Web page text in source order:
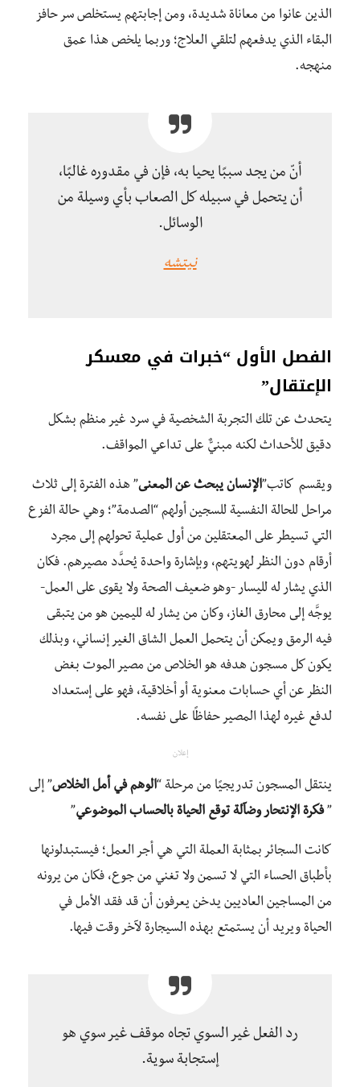
الذين عانوا من معاناة شديدة، ومن إجابتهم يستخلص سر حافز
البقاء الذي يدفعهم لتلقي العلاج؛ وربما يلخص هذا عمق
منهجه.
أنّ من يجد سببًا يحيا به، فإن في مقدوره غالبًا،
أن يتحمل في سبيله كل الصعاب بأي وسيلة من
الوسائل.
نيتشه
الفصل الأول “خبرات في معسكر
الإعتقال”
يتحدث عن تلك التجربة الشخصية في سرد غير منظم بشكل
دقيق للأحداث لكنه مبنيٌّ على تداعي المواقف.
ويقسم كاتب”الإنسان يبحث عن المعنى” هذه الفترة إلى ثلاث
مراحل للحالة النفسية للسجين أولهم “الصدمة”؛ وهي حالة الفزع
التي تسيطر على المعتقلين من أول عملية تحولهم إلى مجرد
أرقام دون النظر لهويتهم، وبإشارة واحدة يُحدَّد مصيرهم. فكان
الذي يشار له لليسار -وهو ضعيف الصحة ولا يقوى على العمل-
يوجَّه إلى محارق الغاز، وكان من يشار له لليمين هو من يتبقى
فيه الرمق ويمكن أن يتحمل العمل الشاق الغير إنساني، وبذلك
يكون كل مسجون هدفه هو الخلاص من مصير الموت بغض
النظر عن أي حسابات معنوية أو أخلاقية، فهو على إستعداد
لدفع غيره لهذا المصير حفاظًا على نفسه.
إعلان
ينتقل المسجون تدريجيًا من مرحلة “الوهم في أمل الخلاص” إلى
”فكرة الإنتحار وضآلة توقع الحياة بالحساب الموضوعي”
كانت السجائر بمثابة العملة التي هي أجر العمل؛ فيستبدلونها
بأطباق الحساء التي لا تسمن ولا تغني من جوع، فكان من يرونه
من المساجين العاديين يدخن يعرفون أن قد فقد الأمل في
الحياة ويريد أن يستمتع بهذه السيجارة لآخر وقت فيها.
رد الفعل غير السوي تجاه موقف غير سوي هو
إستجابة سوية.